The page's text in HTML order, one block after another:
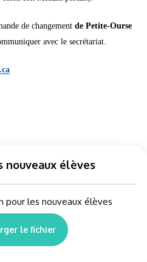
de changement de Petite-Ourse
avec le secrétariat.
nouveaux élèves
pour les nouveaux élèves
le fichier